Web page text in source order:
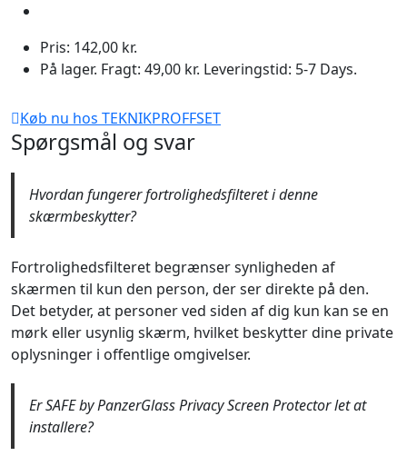
Pris: 142,00 kr.
På lager. Fragt: 49,00 kr. Leveringstid: 5-7 Days.
Køb nu hos TEKNIKPROFFSET
Spørgsmål og svar
Hvordan fungerer fortrolighedsfilteret i denne
skærmbeskytter?
Fortrolighedsfilteret begrænser synligheden af
skærmen til kun den person, der ser direkte på den.
Det betyder, at personer ved siden af dig kun kan se en
mørk eller usynlig skærm, hvilket beskytter dine private
oplysninger i offentlige omgivelser.
Er SAFE by PanzerGlass Privacy Screen Protector let at
installere?